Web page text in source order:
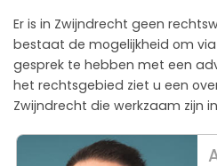
Er is in Zwijndrecht geen
bestaat de mogelijkheid om
gesprek te hebben met een
het rechtsgebied ziet u een
Zwijndrecht die werkzaam zijn